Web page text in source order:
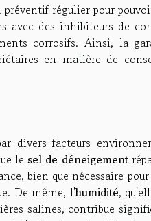
régulier pour
avec des inhibiteurs de
corrosifs. Ainsi, la
en matière de
divers facteurs
lesel de déneigement
bien que nécessaire
De même, l'humidité,
salines, contribue